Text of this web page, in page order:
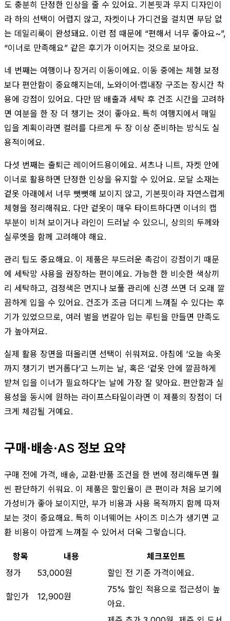
도 충분히 단정한 인상을 줄 수 있어요. 기본핏과 무지 디자인이
라 하의 선택이 어렵지 않고, 자켓이나 가디건을 걸치면 부담 없
는 데일리룩이 완성돼요. 이런 점 때문에 “편해서 너무 좋아요~”,
“이너로 만족해요” 같은 후기가 이어지는 것으로 보아요.
네 번째는 여행이나 장거리 이동이에요. 이동 중에는 체형 보정
보다 편안함이 중요해지는데, 노와이어·캡내장 구조는 장시간 착
용에 강점이 있어요. 다만 땀 배출과 세탁 후 건조 시간을 고려하
면 여분을 한 장 더 챙기는 것이 좋아요. 특히 여행지에서 매일
입을 계획이라면 컬러를 다르게 두 장 이상 준비하는 방식도 실
용적이에요.
다섯 번째는 출퇴근 레이어드용이에요. 셔츠나 니트, 자켓 안에
이너로 활용하면 단정한 인상을 유지할 수 있어요. 모달 소재는
겉옷 아래에서 너무 뻣뻣해 보이지 않고, 기본핏이라 자연스럽게
체형을 정리해줘요. 다만 겉옷이 매우 타이트하다면 이너의 캡
부분이 비쳐 보이거나 라인이 드러날 수 있으니, 상의의 두께와
실루엣을 함께 고려해야 해요.
관리 팁도 중요해요. 이 제품은 부드러운 촉감이 강점이기 때문
에 세탁망 사용을 권장하는 편이에요. 가능한 한 비슷한 색상끼
리 세탁하고, 검정색은 먼지나 보풀 관리에 신경 쓰면 더 오래 깔
끔하게 입을 수 있어요. 건조가 조금 더디게 느껴질 수 있다는 후
기가 있었으므로, 여러 벌을 번갈아 입는 루틴을 만들면 만족도
가 높아져요.
실제 활용 장면을 떠올리면 선택이 쉬워져요. 아침에 ‘오늘 속옷
까지 챙기기 번거롭다’고 느끼는 날, 혹은 ‘겉옷 안에 깔끔하게
받쳐 입을 이너가 필요하다’는 날에 가장 잘 맞아요. 편안함과 실
용성을 동시에 원하는 라이프스타일이라면 이 제품의 장점이 더
크게 체감될 거예요.
구매·배송·AS 정보 요약
구매 전에 가격, 배송, 교환·반품 조건을 한 번에 정리해두면 훨
씬 판단하기 쉬워요. 이 제품은 할인율이 큰 편이라 처음 보기에
가성비가 좋아 보이지만, 부가 비용과 사용 목적까지 함께 따져
보는 것이 중요해요. 특히 이너웨어는 사이즈 미스가 생기면 교
환 비용이 아깝게 느껴질 수 있어서 더욱 그렇습니다.
항목 내용
체크포인트
정가
53,000원 할인 전 기준 가격이에요.
할인가 12,900원
75% 할인 적용으로 접근성이 높
아요.